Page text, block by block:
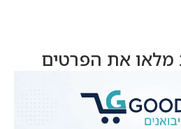
מלאו את הפרטים